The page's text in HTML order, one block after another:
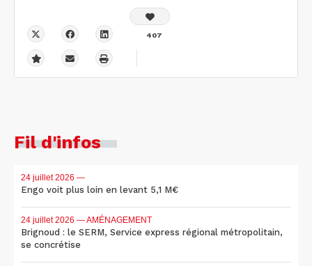
407
Fil d'infos
24 juillet 2026 —
Engo voit plus loin en levant 5,1 M€
24 juillet 2026 — AMÉNAGEMENT
Brignoud : le SERM, Service express régional métropolitain,
se concrétise